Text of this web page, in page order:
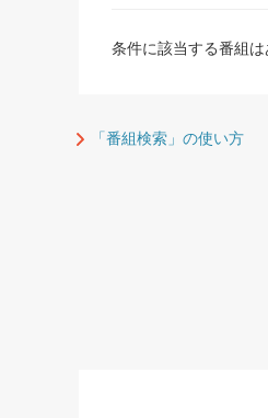
条件に該当する番組は
「番組検索」の使い方